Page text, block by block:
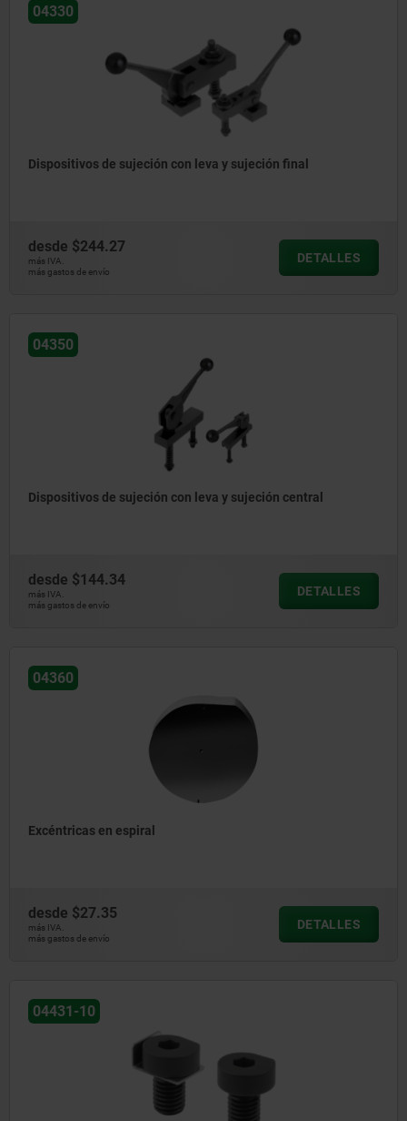
04330
Dispositivos de sujeción con leva y sujeción final
desde $244.27
más IVA.
más gastos de envío
DETALLES
04350
Dispositivos de sujeción con leva y sujeción central
desde $144.34
más IVA.
más gastos de envío
DETALLES
04360
Excéntricas en espiral
desde $27.35
más IVA.
más gastos de envío
DETALLES
04431-10